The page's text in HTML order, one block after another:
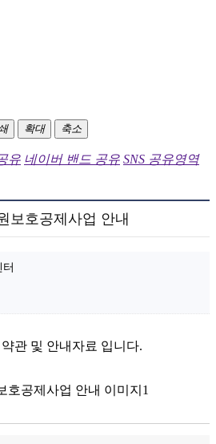
확대 축소
유 네이버 밴드 공유 SNS 공유영역
보호공제사업 안내
관 및 안내자료 입니다.